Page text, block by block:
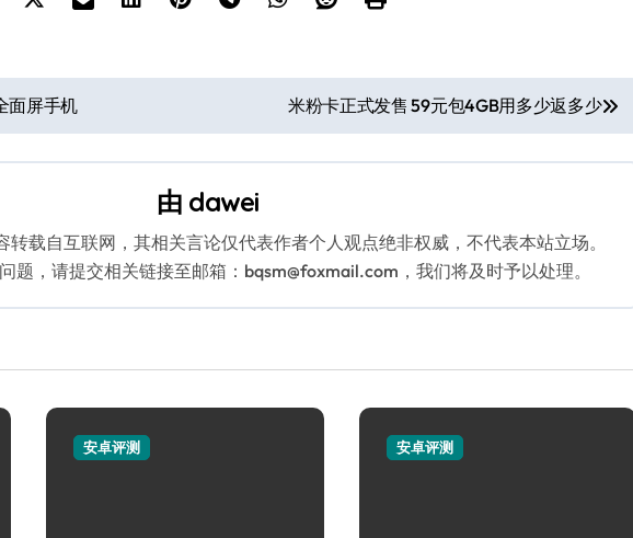
面屏手机 米粉卡正式发售 59元包4GB用多少返多少
由 dawei
转载自互联网，其相关言论仅代表作者个人观点绝非权威，不代表本站立场。
题，请提交相关链接至邮箱：bqsm@foxmail.com，我们将及时予以处理。
安卓评测 安卓评测